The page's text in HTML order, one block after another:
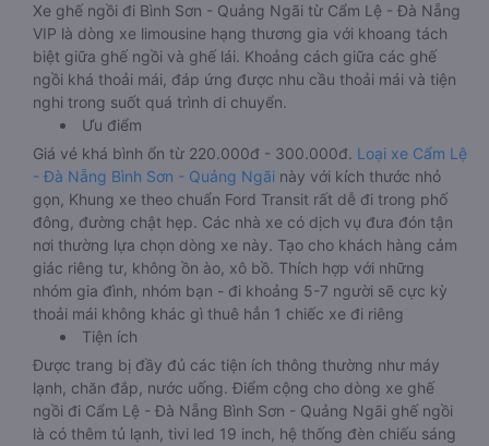
Xe ghế ngồi đi Bình Sơn - Quảng Ngãi từ Cẩm Lệ - Đà Nẵng
VIP là dòng xe limousine hạng thương gia với khoang tách
biệt giữa ghế ngồi và ghế lái. Khoảng cách giữa các ghế
ngồi khá thoải mái, đáp ứng được nhu cầu thoải mái và tiện
nghi trong suốt quá trình di chuyển.
Ưu điểm
Giá vé khá bình ổn từ 220.000đ - 300.000đ. Loại xe Cẩm Lệ
- Đà Nẵng Bình Sơn - Quảng Ngãi này với kích thước nhỏ
gọn, Khung xe theo chuẩn Ford Transit rất dễ đi trong phố
đông, đường chật hẹp. Các nhà xe có dịch vụ đưa đón tận
nơi thường lựa chọn dòng xe này. Tạo cho khách hàng cảm
giác riêng tư, không ồn ào, xô bồ. Thích hợp với những
nhóm gia đình, nhóm bạn - đi khoảng 5-7 người sẽ cực kỳ
thoải mái không khác gì thuê hẳn 1 chiếc xe đi riêng
Tiện ích
Được trang bị đầy đủ các tiện ích thông thường như máy
lạnh, chăn đắp, nước uống. Điểm cộng cho dòng xe ghế
ngồi đi Cẩm Lệ - Đà Nẵng Bình Sơn - Quảng Ngãi ghế ngồi
là có thêm tủ lạnh, tivi led 19 inch, hệ thống đèn chiếu sáng